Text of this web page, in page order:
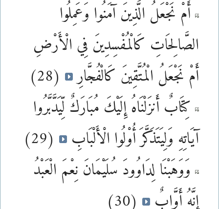
أَمْ نَجْعَلُ الَّذِينَ آمَنُوا وَعَمِلُوا
الصَّالِحَاتِ كَالْمُفْسِدِينَ فِي الْأَرْضِ
أَمْ نَجْعَلُ الْمُتَّقِينَ كَالْفُجَّارِ
(28)
كِتَابٌ أَنزَلْنَاهُ إِلَيْكَ مُبَارَكٌ لِّيَدَّبَّرُوا
آيَاتِهِ وَلِيَتَذَكَّرَ أُوْلُوا الْأَلْبَابِ
(29)
وَوَهَبْنَا لِدَاوُودَ سُلَيْمَانَ نِعْمَ الْعَبْدُ
إِنَّهُ أَوَّابٌ
(30)